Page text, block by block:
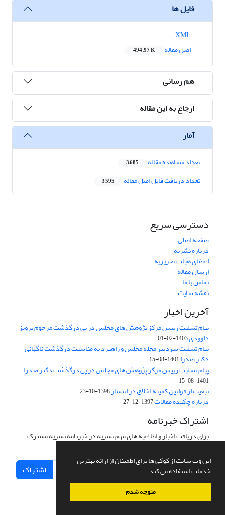
این وب سایت از کوکی ها برای اطمینان از ارائه بهترین
خدمات استفاده می کند.
متوجه شدم
فایل ها
اصل مقاله
494.97 K
هم رسانی
ارجاع به این مقاله
آمار
تعداد مشاهده مقاله 3,685
تعداد دریافت فایل اصل مقاله 3,595
دسترسی سریع
صفحه اصلی
درباره نشریه
اعضای هیات تحریریه
ارسال مقاله
تماس با ما
نقشه سایت
آخرین اخبار
پیام تسلیت رییس مرکز پژوهش های مجلس در پی درگذشت مرحوم پرویز
داوودی1403-02-01
پیام تسلیت سردبیر مجله مجلس و راهبرد به مناسبت درگذشت ناگهانی
دکتر صدرا1401-08-15
پیام تسلیت رییس مرکز پژوهش های مجلس در پی درگذشت دکتر صدرا
1401-08-15
تبعیت از قوانین کمیته اخلاق در انتشار1398-10-23
درباره چکیده مقالات1397-12-27
اشتراک خبرنامه
برای دریافت اخبار و اطلاعیه های مهم نشریه در خبرنامه نشریه مشترک
اشتراک